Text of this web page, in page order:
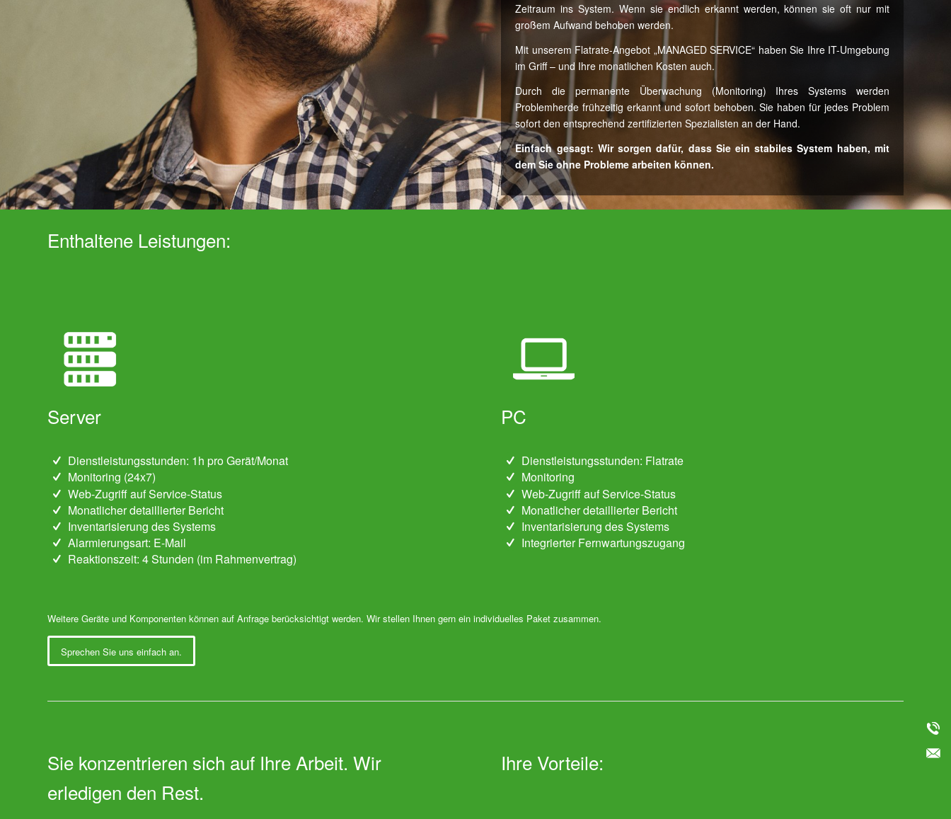
Zeitraum ins System. Wenn sie endlich erkannt werden, können sie oft nur mit
großem Aufwand behoben werden.
Mit unserem Flatrate-Angebot „MANAGED SERVICE“ haben Sie Ihre IT-Umgebung
im Griff – und Ihre monatlichen Kosten auch.
Durch die permanente Überwachung (Monitoring) Ihres Systems werden
Problemherde frühzeitig erkannt und sofort behoben. Sie haben für jedes Problem
sofort den entsprechend zertifizierten Spezialisten an der Hand.
Einfach gesagt: Wir sorgen dafür, dass Sie ein stabiles System haben, mit
dem Sie ohne Probleme arbeiten können.
Enthaltene Leistungen:
Server
Dienstleistungsstunden: 1h pro Gerät/Monat
Monitoring (24x7)
Web-Zugriff auf Service-Status
Monatlicher detaillierter Bericht
Inventarisierung des Systems
Alarmierungsart: E-Mail
Reaktionszeit: 4 Stunden (im Rahmenvertrag)
PC
Dienstleistungsstunden: Flatrate
Monitoring
Web-Zugriff auf Service-Status
Monatlicher detaillierter Bericht
Inventarisierung des Systems
Integrierter Fernwartungszugang
Weitere Geräte und Komponenten können auf Anfrage berücksichtigt werden. Wir stellen Ihnen gern ein individuelles Paket zusammen.
Sprechen Sie uns einfach an.
Sie konzentrieren sich auf Ihre Arbeit. Wir
erledigen den Rest.
Ihre Vorteile: